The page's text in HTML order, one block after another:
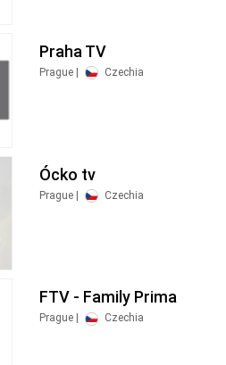
Praha TV
Prague | Czechia
Ócko tv
Prague | Czechia
FTV - Family Prima
Prague | Czechia